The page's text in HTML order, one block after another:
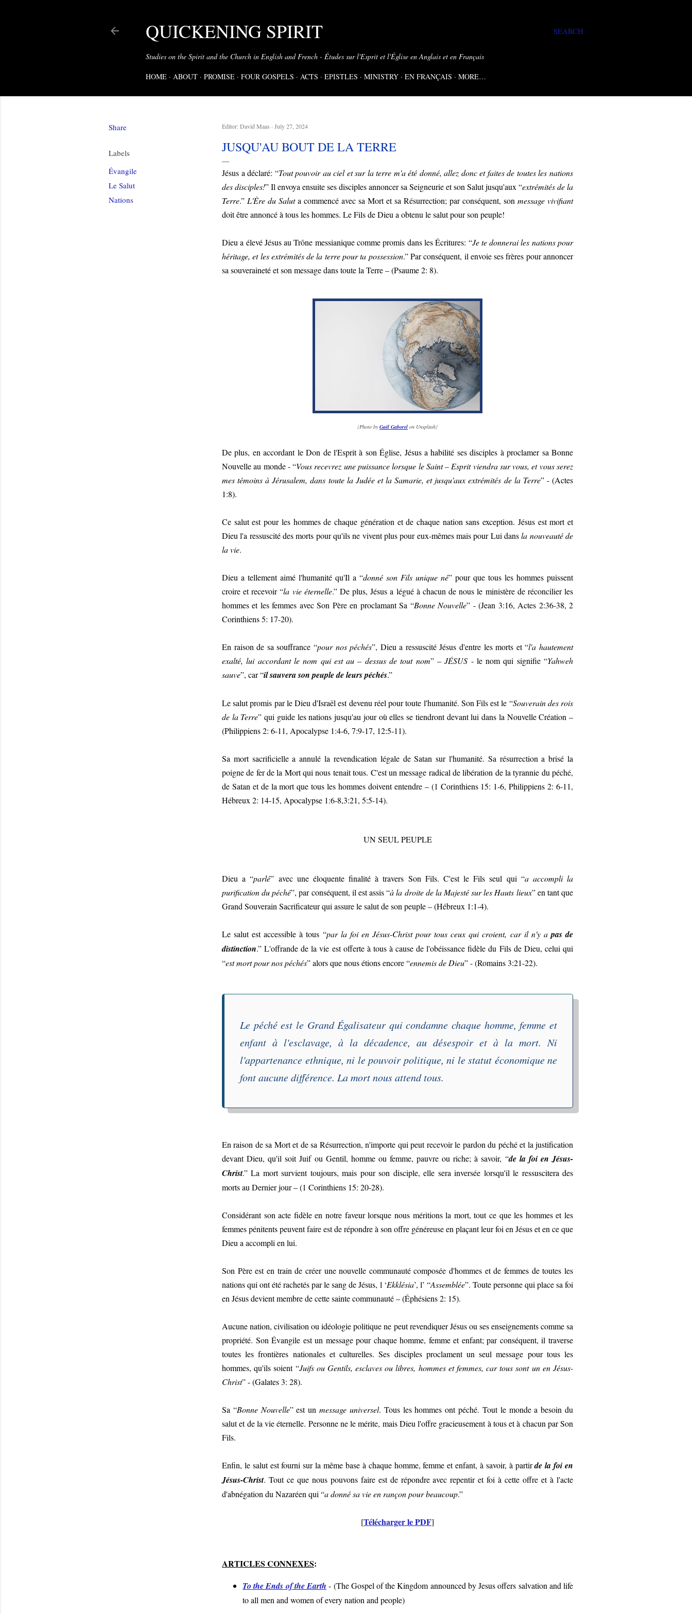
SEARCH
QUICKENING SPIRIT
Studies on the Spirit and the Church in English and French - Études sur l'Esprit et l'Église en Anglais et en Français
HOME ABOUT PROMISE FOUR GOSPELS ACTS EPISTLES MINISTRY EN FRANÇAIS MORE…
Share
Labels
Évangile
Le Salut
Nations
Editor: David Maas July 27, 2024
JUSQU'AU BOUT DE LA TERRE
Jésus a déclaré: “Tout pouvoir au ciel et sur la terre m'a été donné, allez donc et faites de toutes les nations
des disciples!” Il envoya ensuite ses disciples annoncer sa Seigneurie et son Salut jusqu'aux “extrémités de la
Terre.” L'Ère du Saluta commencé avec sa Mort et sa Résurrection; par conséquent, son message vivifiant
doit être annoncé à tous les hommes. Le Fils de Dieu a obtenu le salut pour son peuple!
Dieu a élevé Jésus au Trône messianique comme promis dans les Écritures: “Je te donnerai les nations pour
héritage, et les extrémités de la terre pour ta possession.” Par conséquent, il envoie ses frères pour annoncer
sa souveraineté et son message dans toute la Terre – (Psaume 2: 8).
[Photo byGaël Gaborel on Unsplash]
De plus, en accordant le Don de l'Esprit à son Église, Jésus a habilité ses disciples à proclamer sa Bonne
Nouvelle au monde - “Vous recevrez une puissance lorsque le Saint – Esprit viendra sur vous, et vous serez
mes témoins à Jérusalem, dans toute la Judée et la Samarie, et jusqu'aux extrémités de la Terre” - (Actes
1:8).
Ce salut est pour les hommes de chaque génération et de chaque nation sans exception. Jésus est mort et
Dieu l'a ressuscité des morts pour qu'ils ne vivent plus pour eux-mêmes mais pour Lui dansla nouveauté de
la vie.
Dieu a tellement aimé l'humanité qu'Il a “donné son Fils unique né” pour que tous les hommes puissent
croire et recevoir “la vie éternelle.” De plus, Jésus a légué à chacun de nous le ministère de réconcilier les
hommes et les femmes avec Son Père en proclamant Sa “Bonne Nouvelle” - (Jean 3:16, Actes 2:36-38, 2
Corinthiens 5: 17-20).
En raison de sa souffrance “pour nos péchés”, Dieu a ressuscité Jésus d'entre les morts et “l'a hautement
exalté, lui accordant le nom qui est au – dessus de tout nom” –JÉSUS - le nom qui signifie “Yahweh
sauve”, car “il sauvera son peuple de leurs péchés.”
Le salut promis par le Dieu d'Israël est devenu réel pour toute l'humanité. Son Fils est le “Souverain des rois
de la Terre” qui guide les nations jusqu'au jour où elles se tiendront devant lui dans la Nouvelle Création –
(Philippiens 2: 6-11, Apocalypse 1:4-6, 7:9-17, 12:5-11).
Sa mort sacrificielle a annulé la revendication légale de Satan sur l'humanité. Sa résurrection a brisé la
poigne de fer de la Mort qui nous tenait tous. C'est un message radical de libération de la tyrannie du péché,
de Satan et de la mort que tous les hommes doivent entendre – (1 Corinthiens 15: 1-6, Philippiens 2: 6-11,
Hébreux 2: 14-15, Apocalypse 1:6-8,3:21, 5:5-14).
UN SEUL PEUPLE
Dieu a “parlé” avec une éloquente finalité à travers Son Fils. C'est le Fils seul qui “a accompli la
purification du péché”, par conséquent, il est assis “à la droite de la Majesté sur les Hauts lieux” en tant que
Grand Souverain Sacrificateur qui assure le salut de son peuple – (Hébreux 1:1-4).
Le salut est accessible à tous “par la foi en Jésus-Christ pour tous ceux qui croient, car il n'y a pas de
distinction.” L'offrande de la vie est offerte à tous à cause de l'obéissance fidèle du Fils de Dieu, celui qui
“est mort pour nos péchés” alors que nous étions encore “ennemis de Dieu” - (Romains 3:21-22).
Le péché est le Grand Égalisateur qui condamne chaque homme, femme et
enfant à l'esclavage, à la décadence, au désespoir et à la mort. Ni
l'appartenance ethnique, ni le pouvoir politique, ni le statut économique ne
font aucune différence. La mort nous attend tous.
En raison de sa Mort et de sa Résurrection, n'importe qui peut recevoir le pardon du péché et la justification
devant Dieu, qu'il soit Juif ou Gentil, homme ou femme, pauvre ou riche; à savoir, “de la foi en Jésus-
Christ.” La mort survient toujours, mais pour son disciple, elle sera inversée lorsqu'il le ressuscitera des
morts au Dernier jour – (1 Corinthiens 15: 20-28).
Considérant son acte fidèle en notre faveur lorsque nous méritions la mort, tout ce que les hommes et les
femmes pénitents peuvent faire est de répondre à son offre généreuse en plaçant leur foi en Jésus et en ce que
Dieu a accompli en lui.
Son Père est en train de créer une nouvelle communauté composée d'hommes et de femmes de toutes les
nations qui ont été rachetés par le sang de Jésus, l ‘Ekklésia’, l’ “Assemblée”. Toute personne qui place sa foi
en Jésus devient membre de cette sainte communauté – (Éphésiens 2: 15).
Aucune nation, civilisation ou idéologie politique ne peut revendiquer Jésus ou ses enseignements comme sa
propriété. Son Évangile est un message pour chaque homme, femme et enfant; par conséquent, il traverse
toutes les frontières nationales et culturelles. Ses disciples proclament un seul message pour tous les
hommes, qu'ils soient “Juifs ou Gentils, esclaves ou libres, hommes et femmes, car tous sont un en Jésus-
Christ” - (Galates 3: 28).
Sa “Bonne Nouvelle” est unmessage universel. Tous les hommes ont péché. Tout le monde a besoin du
salut et de la vie éternelle. Personne ne le mérite, mais Dieu l'offre gracieusement à tous et à chacun par Son
Fils.
Enfin, le salut est fourni sur la même base à chaque homme, femme et enfant, à savoir, à partirde la foi en
Jésus-Christ. Tout ce que nous pouvons faire est de répondre avec repentir et foi à cette offre et à l'acte
d'abnégation du Nazaréen qui “a donné sa vie en rançon pour beaucoup.”
[Télécharger le PDF]
ARTICLES CONNEXES:
To the Ends of the Earth - (The Gospel of the Kingdom announced by Jesus offers salvation and life
to all men and women of every nation and people)